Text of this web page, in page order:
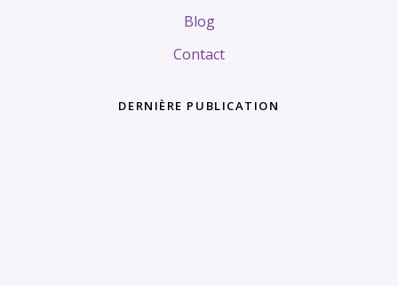
Blog
Contact
DERNIÈRE PUBLICATION